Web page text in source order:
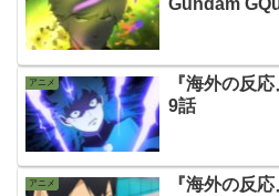
アニメ
『海外の反
9話
アニメ
『海外の反